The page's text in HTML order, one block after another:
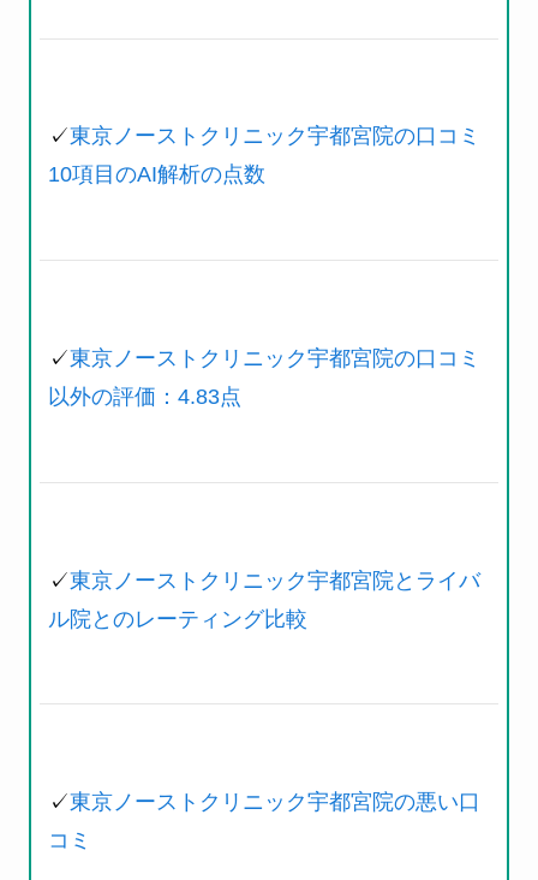
✓東京ノーストクリニック宇都宮院の口コミ
10項目のAI解析の点数
✓東京ノーストクリニック宇都宮院の口コミ
以外の評価：4.83点
✓東京ノーストクリニック宇都宮院とライバ
ル院とのレーティング比較
✓東京ノーストクリニック宇都宮院の悪い口
コミ